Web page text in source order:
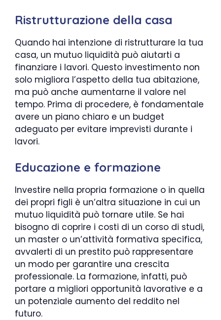
Ristrutturazione della casa
Quando hai intenzione di ristrutturare la tua
casa, un mutuo liquidità può aiutarti a
finanziare i lavori. Questo investimento non
solo migliora l’aspetto della tua abitazione,
ma può anche aumentarne il valore nel
tempo. Prima di procedere, è fondamentale
avere un piano chiaro e un budget
adeguato per evitare imprevisti durante i
lavori.
Educazione e formazione
Investire nella propria formazione o in quella
dei propri figli è un’altra situazione in cui un
mutuo liquidità può tornare utile. Se hai
bisogno di coprire i costi di un corso di studi,
un master o un’attività formativa specifica,
avvalerti di un prestito può rappresentare
un modo per garantire una crescita
professionale. La formazione, infatti, può
portare a migliori opportunità lavorative e a
un potenziale aumento del reddito nel
futuro.